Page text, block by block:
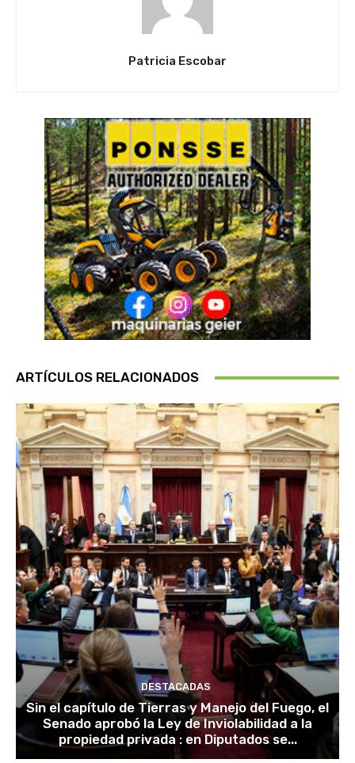
Patricia Escobar
ARTÍCULOS RELACIONADOS
DESTACADAS
Sin el capítulo de Tierras y Manejo del Fuego, el
Senado aprobó la Ley de Inviolabilidad a la
propiedad privada : en Diputados se...